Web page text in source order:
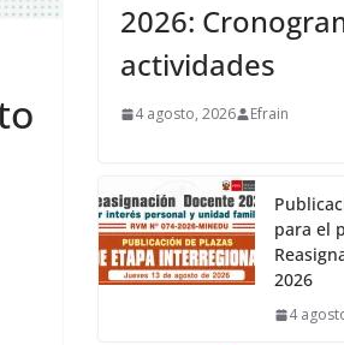
2026:
actividades
4 agosto, 2026 Efrain
para el
2026
4